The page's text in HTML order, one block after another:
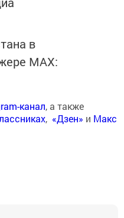
в
MАХ:
канал, а также
, «Дзен» и Макс